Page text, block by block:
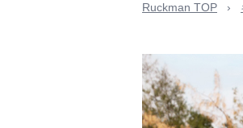
Ruckman TOP ›